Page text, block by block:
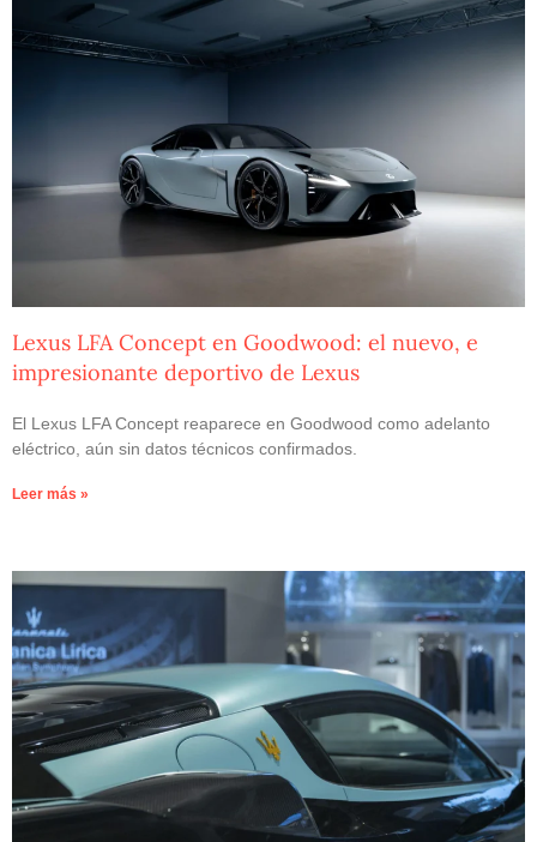
Lexus LFA Concept en Goodwood: el nuevo, e
impresionante deportivo de Lexus
El Lexus LFA Concept reaparece en Goodwood como adelanto
eléctrico, aún sin datos técnicos confirmados.
Leer más »